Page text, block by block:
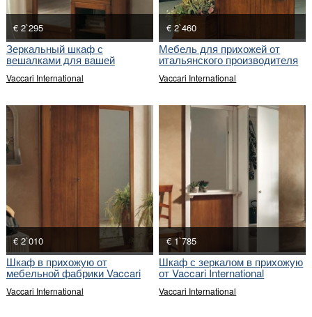
€ 2`295
Зеркальный шкаф с
вешалками для вашей
Vaccari International
€ 2`460
Мебель для прихожей от
итальянского производителя
Vaccari International
€ 2`010
Шкаф в прихожую от
мебельной фабрики Vaccari
Vaccari International
€ 1`785
Шкаф с зеркалом в прихожую
от Vaccari International
Vaccari International